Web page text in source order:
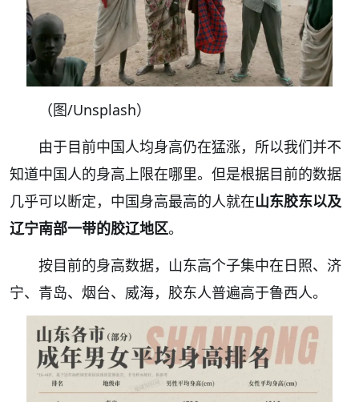
（图/Unsplash）
由于目前中国人均身高仍在猛涨， 所以我们并不
知道中国人的身高上限在哪里。但是根据目前的数据
几乎可以断定，中国身高最高的人就在山东胶东以及
辽宁南部一带的胶辽地区。
按目前的身高数据，山东高个子集中在日照、济
宁、青岛、烟台、威海，胶东人普遍高于鲁西人。